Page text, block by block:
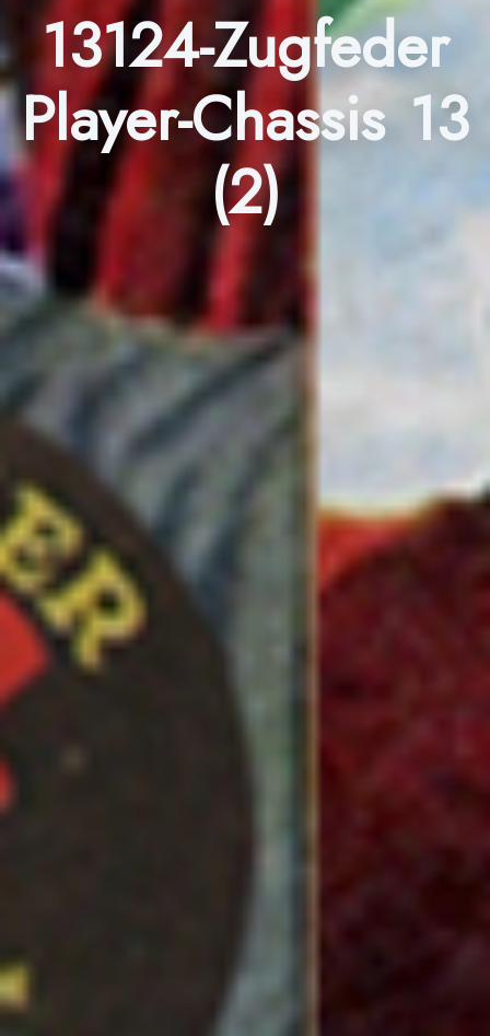
13124-Zugfeder
Player-Chassis 13
(2)